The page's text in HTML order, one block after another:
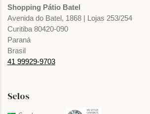
Shopping Pátio Batel
Avenida do Batel, 1868 | Lojas 253/254
Curitiba 80420-090
Paraná
Brasil
41 99929-9703
Selos